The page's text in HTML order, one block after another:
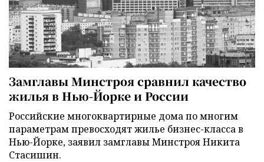
Замглавы Минстроя сравнил качество
жилья в Нью-Йорке и России
Российские многоквартирные дома по многим
параметрам превосходят жилье бизнес-класса в
Нью-Йорке, заявил замглавы Минстроя Никита
Стасишин.